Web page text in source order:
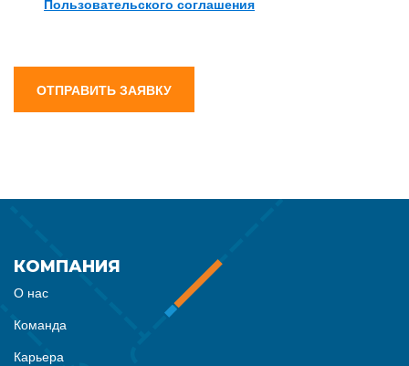
Пользовательского соглашения
ОТПРАВИТЬ ЗАЯВКУ
КОМПАНИЯ
О нас
Команда
Карьера